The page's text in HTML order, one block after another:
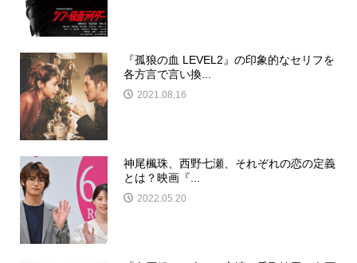
『孤狼の血 LEVEL2』の印象的なセリフを
各方言で言い換...
2021.08.16
神尾楓珠、西野七瀬、それぞれの恋の定義
とは？映画『...
2022.05.20